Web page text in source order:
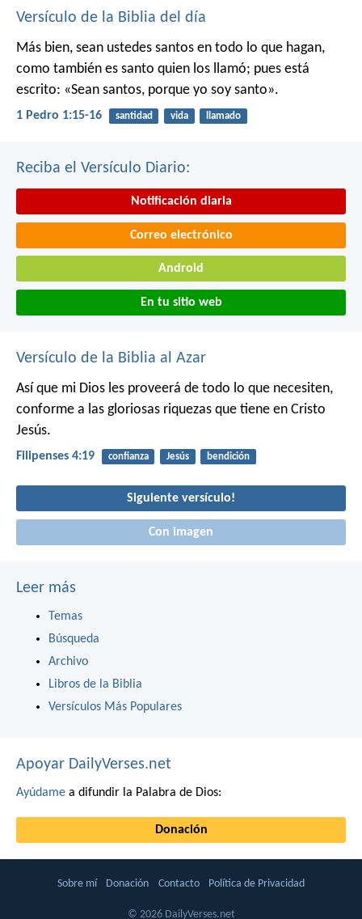
Versículo de la Biblia del día
Más bien, sean ustedes santos en todo lo que hagan,
como también es santo quien los llamó; pues está
escrito: «Sean santos, porque yo soy santo».
1 Pedro 1:15-16 santidad vida llamado
Reciba el Versículo Diario:
Notificación diaria
Correo electrónico
Android
En tu sitio web
Versículo de la Biblia al Azar
Así que mi Dios les proveerá de todo lo que necesiten,
conforme a las gloriosas riquezas que tiene en Cristo
Jesús.
Filipenses 4:19 confianza Jesús bendición
Siguiente versículo!
Con imagen
Leer más
Temas
Búsqueda
Archivo
Libros de la Biblia
Versículos Más Populares
Apoyar DailyVerses.net
Ayúdame a difundir la Palabra de Dios:
Donación
Sobre mí Donación Contacto Política de Privacidad
© 2026 DailyVerses.net